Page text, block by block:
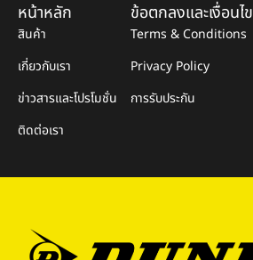
หน้าหลัก
สินค้า
เกี่ยวกับเรา
ข่าวสารและโปรโมชั่น
ติดต่อเรา
ข้อตกลงและเงื่อนไข
Terms & Conditions
Privacy Policy
การรับประกัน